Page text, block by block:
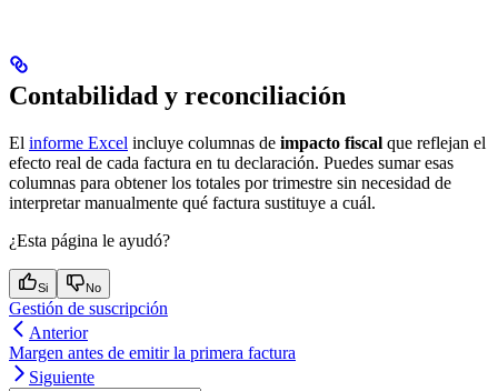
Contabilidad y reconciliación
El informe Excel incluye columnas de impacto fiscal que reflejan el
efecto real de cada factura en tu declaración. Puedes sumar esas
columnas para obtener los totales por trimestre sin necesidad de
interpretar manualmente qué factura sustituye a cuál.
¿Esta página le ayudó?
Si No
Gestión de suscripción
Anterior
Margen antes de emitir la primera factura
Siguiente